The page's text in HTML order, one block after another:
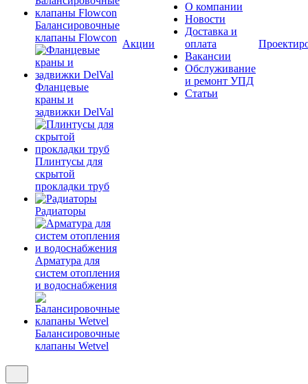
Балансировочные
клапаны Flowcon
Фланцевые
краны и
задвижки DelVal
Плинтусы для
скрытой
прокладки труб
Радиаторы
Арматура для
систем отопления
и водоснабжения
Балансировочные
клапаны Wetvel
Акции
О компании
Новости
Доставка и
оплата
Вакансии
Обслуживание
и ремонт УПД
Статьи